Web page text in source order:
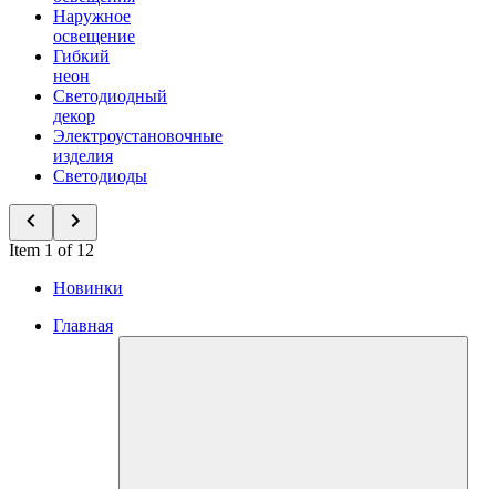
Наружное
освещение
Гибкий
неон
Светодиодный
декор
Электроустановочные
изделия
Светодиоды
Item 1 of 12
Новинки
Главная